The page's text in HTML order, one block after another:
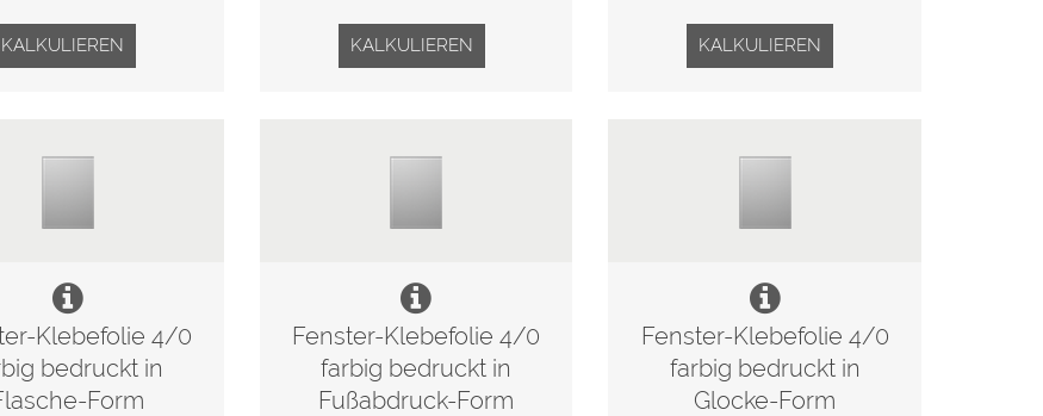
KALKULIEREN KALKULIEREN KALKULIEREN
Klebefolie 4/0
bedruckt in
Form
Fenster-Klebefolie 4/0
farbig bedruckt in
Fußabdruck-Form
Fenster-Klebefolie 4/0
farbig bedruckt in
Glocke-Form